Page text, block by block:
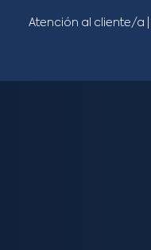
Atención al cliente/a​ |